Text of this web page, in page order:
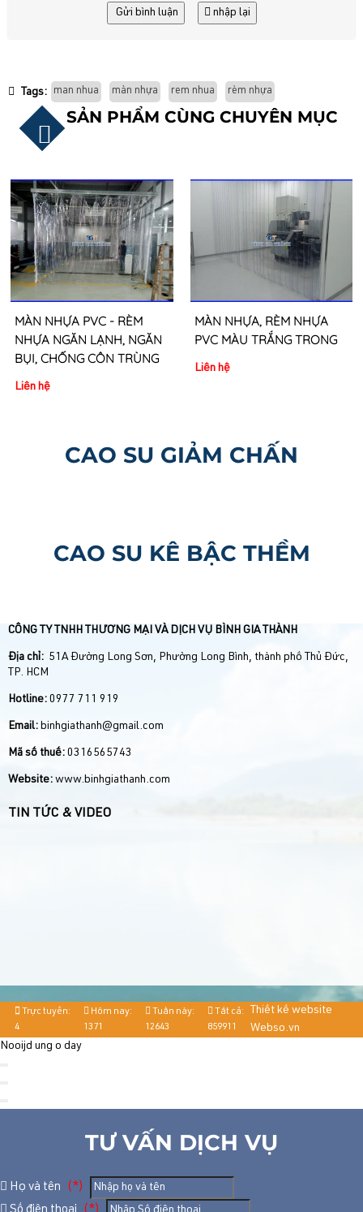
Gửi bình luận nhập lại
Tags: man nhua màn nhựa rem nhua rèm nhựa
SẢN PHẨM CÙNG CHUYÊN MỤC
MÀN NHỰA, RÈM NHỰA
PVC MÀU TRẮNG TRONG
Liên hệ
RÈM PVC NGĂN LẠNH
CAO SU GIẢM CHẤN
CAO SU KÊ BẬC THỀM
CÔNG TY TNHH THƯƠNG MẠI VÀ DỊCH VỤ BÌNH GIA THÀNH
Địa chỉ: 51A Đường Long Sơn, Phường Long Bình, thành phố Thủ Đức,
TP. HCM
Hotline: 0977 711 919
Email: binhgiathanh@gmail.com
Mã số thuế: 0316565743
Website: www.binhgiathanh.com
TIN TỨC & VIDEO
Trực tuyến:
4
Hôm nay:
1371
Tuần này:
12643
Tất cả:
859911
Thiết kế website
Webso.vn
Nooijd ung o day
TƯ VẤN DỊCH VỤ
Họ và tên
(*)